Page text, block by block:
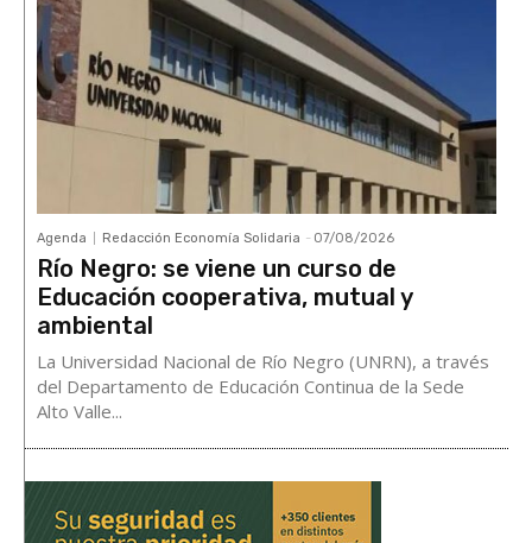
Agenda Redacción Economía Solidaria - 07/08/2026
Río Negro: se viene un curso de
Educación cooperativa, mutual y
ambiental
La Universidad Nacional de Río Negro (UNRN), a través
del Departamento de Educación Continua de la Sede
Alto Valle...